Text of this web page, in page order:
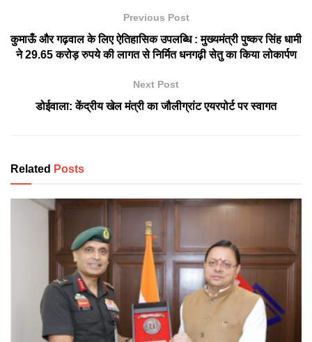
Previous Post
कुमाऊँ और गढ़वाल के लिए ऐतिहासिक उपलब्धि : मुख्यमंत्री पुष्कर सिंह धामी
ने 29.65 करोड़ रुपये की लागत से निर्मित धनगढ़ी सेतु का किया लोकार्पण
Next Post
डोईवाला: केंद्रीय खेल मंत्री का जौलीग्रांट एयरपोर्ट पर स्वागत
Related Posts